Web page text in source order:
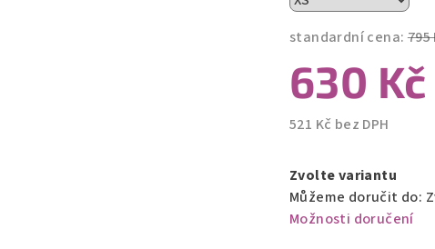
standardní cena: 795
630 Kč
521 Kč bez DPH
cena:
Zvolte variantu
Můžeme doručit do:
Možnosti doručení